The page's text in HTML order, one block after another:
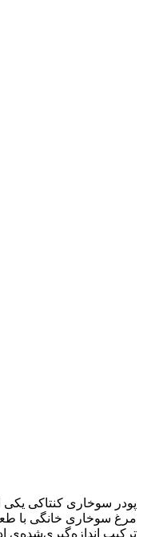
پودر سوخاری کنتاکی
مرغ سوخاری خانگی با
ترکیب اندازه‌گیری‌شده‌ی